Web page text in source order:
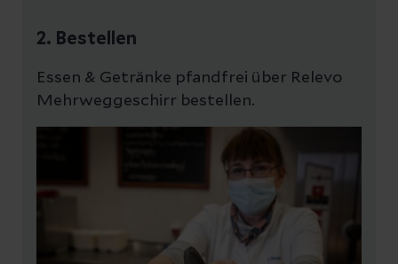
2. Bestellen
Essen & Getränke pfandfrei über Relevo
Mehrweggeschirr bestellen.